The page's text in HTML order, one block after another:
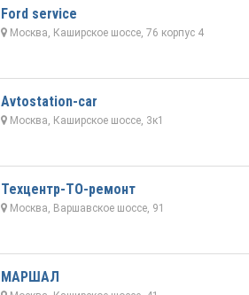
Ford service
Москва, Каширское шоссе, 76 корпус 4
Avtostation-car
Москва, Каширское шоссе, 3к1
Техцентр-ТО-ремонт
Москва, Варшавское шоссе, 91
МАРШАЛ